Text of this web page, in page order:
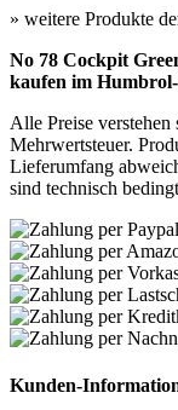
» weitere Produkte
No 78 Cockpit
kaufen im
Alle Preise
Mehrwertsteuer.
Lieferumfang
sind technisch
Kunden-